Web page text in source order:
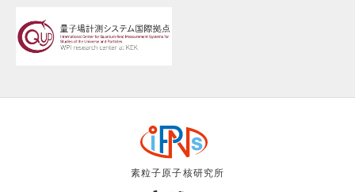
素粒子原子核研究所